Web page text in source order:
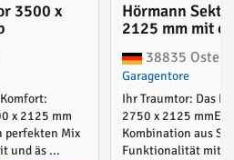
3500 x
x 2125 mm
perfekten Mix
und äs ...
Hörmann
2125 mm mit
38835
Garagentore
Ihr Traumtor: Das
2750 x 2125
Kombination aus
Funktionalität mit